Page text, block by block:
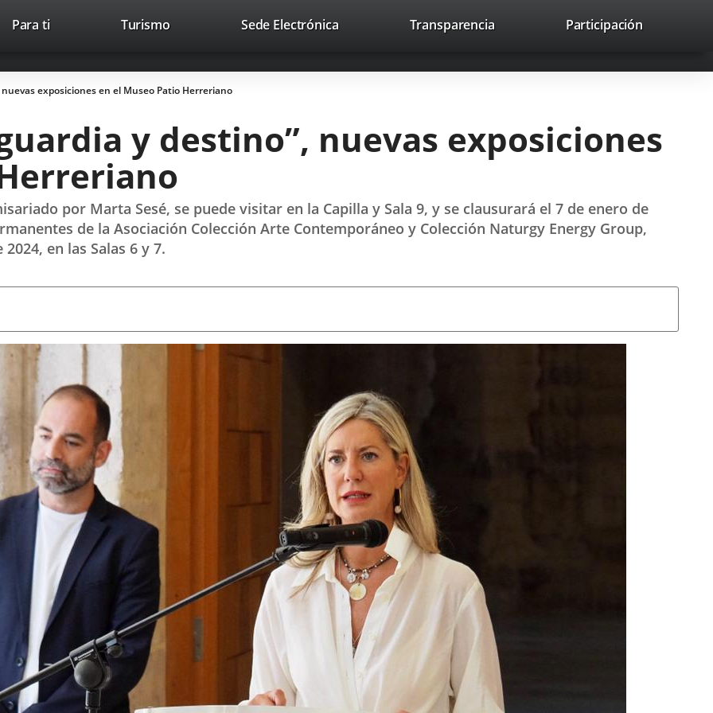
Trabaja con nosotros Contacto avaHeaderSocial
Enlace
una
Enlace
una
Enlace
una
Buscar
Para ti TurismoEste
abrirá
en
ventana
nueva.
Sede ElectrónicaEnlace
aplicación
Transparencia Participación
nuevas exposiciones en el Museo Patio Herreriano
y destino”, nuevas exposiciones
por Marta Sesé, se puede visitar en la Capilla y Sala 9, y se clausurará el 7 de enero de
de la Asociación Colección Arte Contemporáneo y Colección Naturgy Energy Group,
en las Salas 6 y 7.